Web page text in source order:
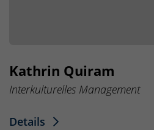
Kathrin Quiram
Interkulturelles Management
Details